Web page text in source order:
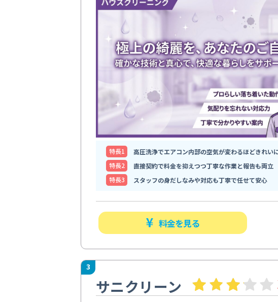
特⻑1
高圧洗浄でエアコン内部の空気が変わるほどきれい
特⻑2
直接契約で料金を抑えつつ丁寧な作業と報告も両立
特⻑3
スタッフの身だしなみや対応も丁寧で任せて安心
料金を見る
3
サニクリーン